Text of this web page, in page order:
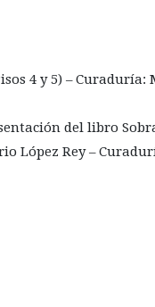
4 y 5) – Curaduría:
del libro
López Rey –